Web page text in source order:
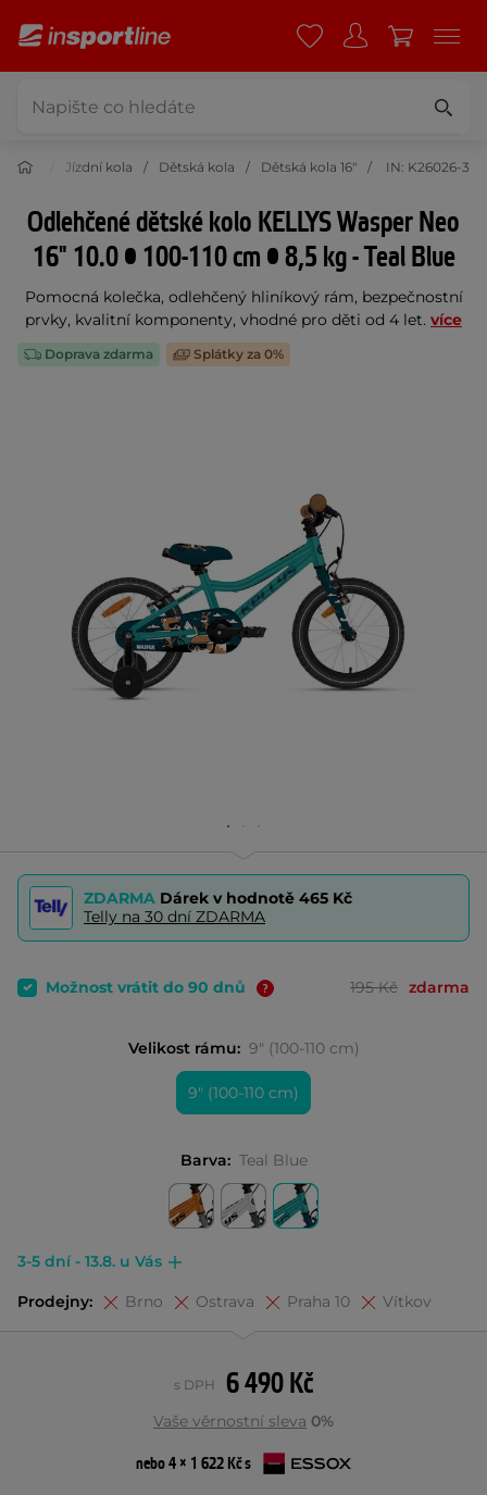
Jízdní kola Dětská kola Dětská kola 16" IN: K26026-3
Odlehčené dětské kolo KELLYS Wasper Neo
16" 10.0 • 100-110 cm • 8,5 kg - Teal Blue
Pomocná kolečka, odlehčený hliníkový rám, bezpečnostní
prvky, kvalitní komponenty, vhodné pro děti od 4 let. více
Doprava zdarma Splátky za 0%
ZDARMA Dárek v hodnotě 465 Kč
Telly na 30 dní ZDARMA
Možnost vrátit do 90 dnů 195 Kč zdarma
Velikost rámu: 9" (100-110 cm)
9" (100-110 cm)
Barva: Teal Blue
3-5 dní - 13.8. u Vás
Prodejny: Brno Ostrava Praha 10 Vítkov
6 490 Kč
s DPH
Vaše věrnostní sleva 0%
nebo 4 × 1 622 Kč s